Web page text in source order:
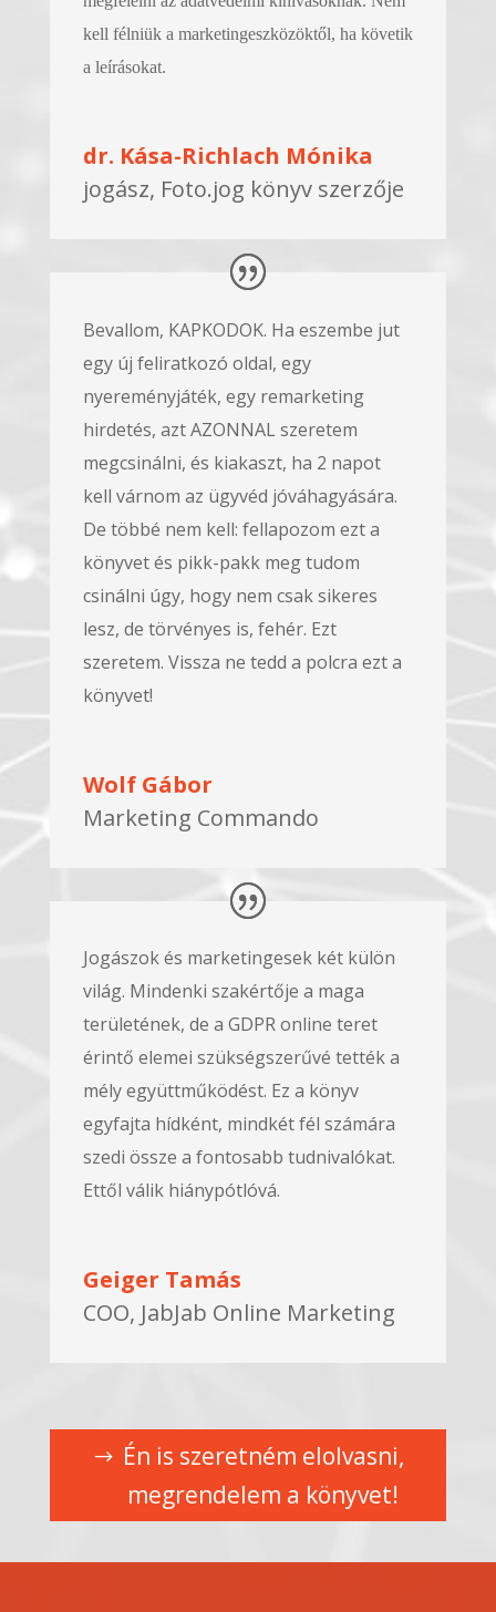
kell félniük a marketingeszközöktől, ha követik
a leírásokat.
dr. Kása-Richlach Mónika
jogász, Foto.jog könyv szerzője
Bevallom, KAPKODOK. Ha eszembe jut
egy új feliratkozó oldal, egy
nyereményjáték, egy remarketing
hirdetés, azt AZONNAL szeretem
megcsinálni, és kiakaszt, ha 2 napot
kell várnom az ügyvéd jóváhagyására.
De többé nem kell: fellapozom ezt a
könyvet és pikk-pakk meg tudom
csinálni úgy, hogy nem csak sikeres
lesz, de törvényes is, fehér. Ezt
szeretem. Vissza ne tedd a polcra ezt a
könyvet!
Wolf Gábor
Marketing Commando
Jogászok és marketingesek két külön
világ. Mindenki szakértője a maga
területének, de a GDPR online teret
érintő elemei szükségszerűvé tették a
mély együttműködést. Ez a könyv
egyfajta hídként, mindkét fél számára
szedi össze a fontosabb tudnivalókat.
Ettől válik hiánypótlóvá.
Geiger Tamás
COO, JabJab Online Marketing
Én is szeretném elolvasni,
megrendelem a könyvet!